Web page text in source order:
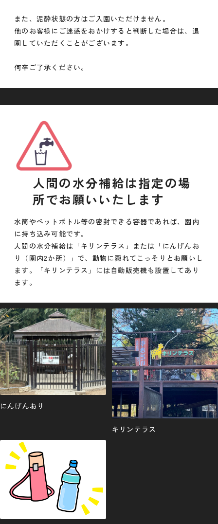
また、泥酔状態の方はご入園いただけません。
他のお客様にご迷惑をおかけすると判断した場合は、退
園していただくことがございます。
何卒ご了承ください。
人間の水分補給は指定の場
所でお願いいたします
水筒やペットボトル等の密封できる容器であれば、園内
に持ち込み可能です。
人間の水分補給は「キリンテラス」または「にんげんお
り（園内2か所）」で、動物に隠れてこっそりとお願いし
ます。「キリンテラス」には自動販売機も設置してあり
ます。
にんげんおり
キリンテラス